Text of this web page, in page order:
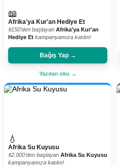
📖
Afrika'ya Kur'an Hediye Et
₺150’den başlayan Afrika'ya Kur'an
Hediye Et kampanyamıza katılın!
Bağış Yap →
Yazıları oku →
💧
Afrika Su Kuyusu
₺2.000’den başlayan Afrika Su Kuyusu
kampanyamıza katılın!